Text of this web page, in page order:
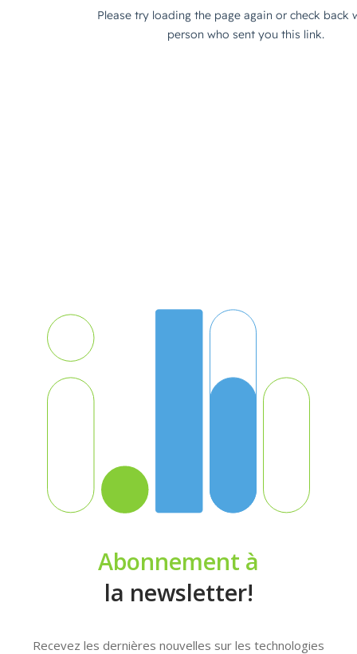
Abonnement à
la newsletter!
Recevez les dernières nouvelles sur les technologies